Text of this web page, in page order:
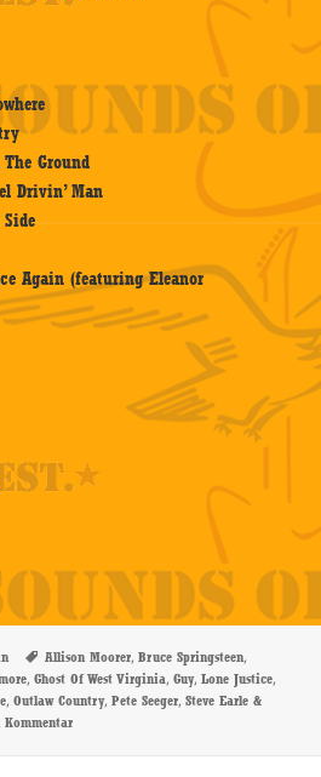
Ground
Drivin’ Man
Again (featuring Eleanor
Schlagwörter
Allison Moorer,Bruce Springsteen,
,Ghost Of West Virginia,Guy,Lone Justice,
,Outlaw Country,Pete Seeger,Steve Earle &
Kommentarzu Steve Earle & The Dukes – Ghost Of